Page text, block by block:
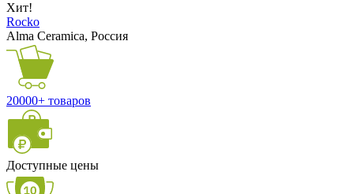
Хит!
Rocko
Alma Ceramica, Россия
20000+ товаров
Доступные цены